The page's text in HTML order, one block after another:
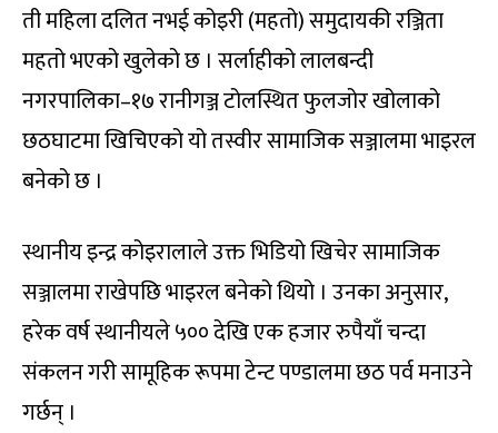
ती महिला दलित नभई कोइरी (महतो) समुदायकी रञ्जिता
महतो भएको खुलेको छ । सर्लाहीको लालबन्दी
नगरपालिका–१७ रानीगञ्ज टोलस्थित फुलजोर खोलाको
छठघाटमा खिचिएको यो तस्वीर सामाजिक सञ्जालमा भाइरल
बनेको छ ।
स्थानीय इन्द्र कोइरालाले उक्त भिडियो खिचेर सामाजिक
सञ्जालमा राखेपछि भाइरल बनेको थियो । उनका अनुसार,
हरेक वर्ष स्थानीयले ५०० देखि एक हजार रुपैयाँ चन्दा
संकलन गरी सामूहिक रूपमा टेन्ट पण्डालमा छठ पर्व मनाउने
गर्छन् ।